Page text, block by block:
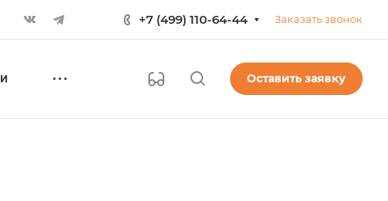
+7 (499) 110-64-44 Заказать звонок
Оставить заявку